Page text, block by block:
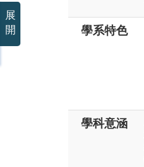
學系特色
學科意涵
展
開